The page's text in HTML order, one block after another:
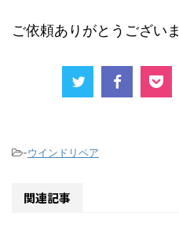
ご依頼ありがとうございま
-ウインドリペア
関連記事